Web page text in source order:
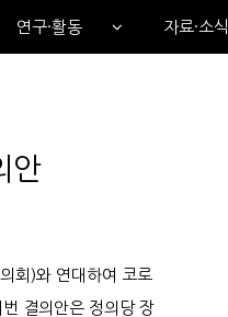
연구·활동 자료·소식
안
회)와 연대하여 코로
결의안은 정의당 장